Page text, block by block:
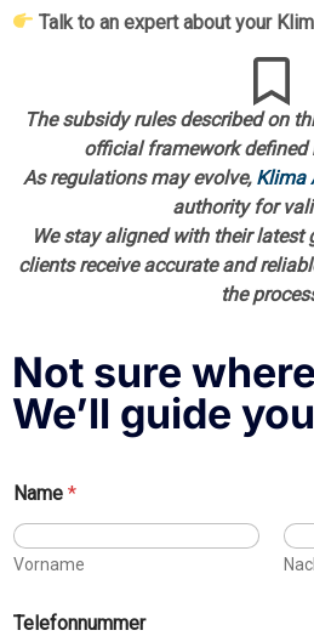
Talk to an expert about your
The subsidy rules described on
official framework defined
As regulations may evolve, Klima
authority for
We stay aligned with their latest
clients receive accurate and
the
Not sure
We’ll guide
Name *
Vorname
Telefonnummer